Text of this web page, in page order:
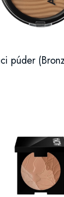
púder